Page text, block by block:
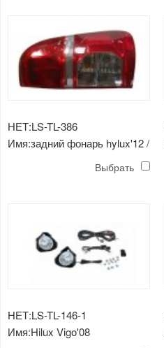
НЕТ:LS-TL-386
Имя:задний фонарь hylux'12 /
Выбрать
НЕТ:LS-TL-146-1
Имя:Hilux Vigo'08